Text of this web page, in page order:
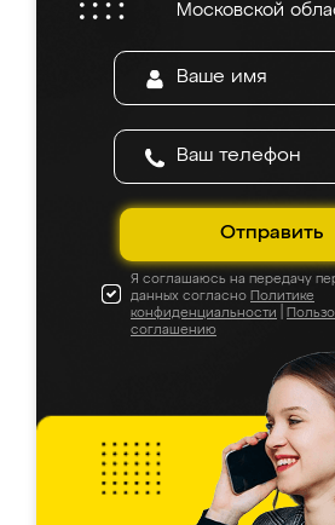
Московской
Отправить
Я соглашаюсь на передачу
данных согласно Политике
конфиденциальности
соглашению